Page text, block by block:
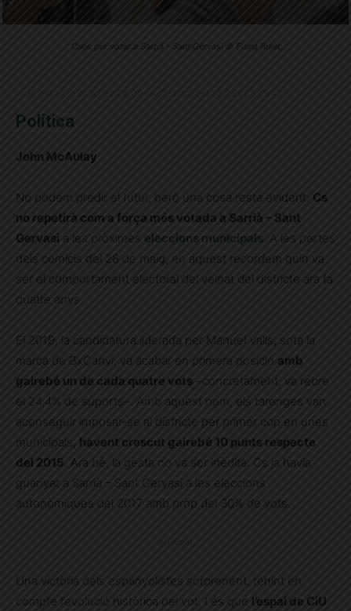
Cues per votar a Sarrià - Sant Gervasi © Elena Bulet
Política
John McAulay
No podem predir el futur, però una cosa resta evident: Cs
no repetirà com a força més votada a Sarrià – Sant
Gervasi a les pròximes eleccions municipals. A les portes
dels comicis del 28 de maig, en aquest recordem quin va
ser el comportament electoral del veïnat del districte ara fa
quatre anys.
El 2019, la candidatura liderada per Manuel Valls, sota la
marca de BxCanvi, va acabar en primera posició amb
gairebé un de cada quatre vots –concretament, va rebre
el 24,4% de suports–. Amb aquest nom, els taronges van
aconseguir imposar-se al districte per primer cop en unes
municipals, havent crescut gairebé 10 punts respecte
del 2015 . Ara bé, la gesta no va ser inèdita: Cs ja havia
guanyat a Sarrià – Sant Gervasi a les eleccions
autonòmiques del 2017 amb prop del 30% de vots.
Una victòria dels espanyolistes sorprenent, tenint en
compte l’evolució històrica del vot. I és que l’espai de CiU